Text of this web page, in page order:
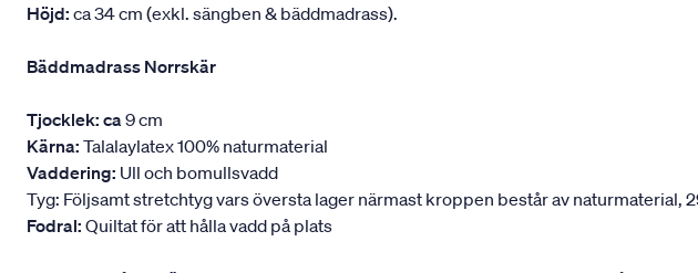
Höjd: ca 34 cm (exkl. sängben & bäddmadrass).
Bäddmadrass Norrskär
Tjocklek: ca9 cm
Kärna: Talalaylatex 100% naturmaterial
Vaddering: Ull och bomullsvadd
Tyg: Följsamt stretchtyg vars översta lager närmast kroppen består av naturmaterial,
Fodral: Quiltat för att hålla vadd på plats